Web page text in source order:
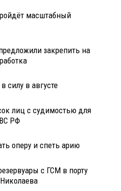
масштабный
закрепить на
силу в августе
лиц с судимостью для
РФ
оперу и спеть арию
с ГСМ в порту